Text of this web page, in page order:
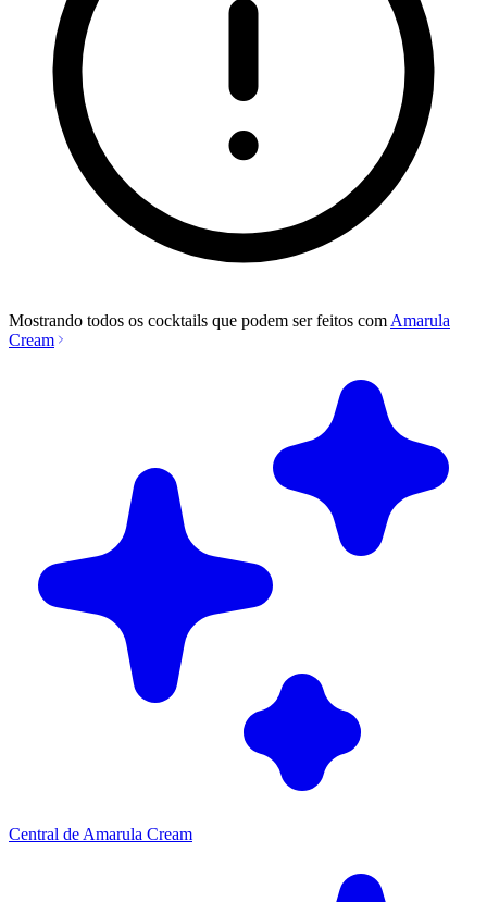
Mostrando todos os cocktails que podem ser feitos com Amarula
Cream
Central de Amarula Cream